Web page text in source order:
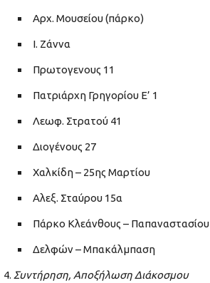
Αρχ. Μουσείου (πάρκο)
Ι. Ζάννα
Πρωτογενους 11
Πατριάρχη Γρηγορίου Ε’ 1
Λεωφ. Στρατού 41
Διογένους 27
Χαλκίδη – 25ης Μαρτίου
Αλεξ. Σταύρου 15α
Πάρκο Κλεάνθους – Παπαναστασίου
Δελφών – Μπακάλμπαση
Συντήρηση, Αποξήλωση Διάκοσμου